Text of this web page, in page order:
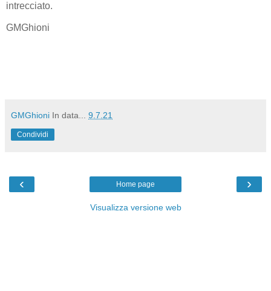
intrecciato.
GMGhioni
GMGhioni In data... 9.7.21
Condividi
‹ ›
Home page
Visualizza versione web